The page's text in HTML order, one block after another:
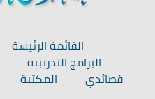
القائمة الرئيسة
البرامج التدريبية
قصائدي
المكتبة